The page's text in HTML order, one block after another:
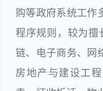
购等政府系统工作
程序规则，较为擅
链、电子商务、网
房地产与建设工